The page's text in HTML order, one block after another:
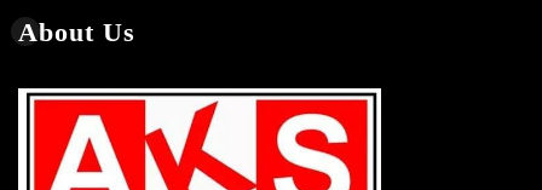
डॉ मेंहदी हुसैन रिजवी सामिन
प्रकाशक/समूह सम्पादक/एडवोकेट
Social Links Facebook